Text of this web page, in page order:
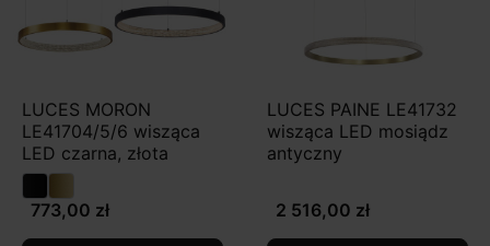
LUCES MORON
LE41704/5/6 wisząca
LED czarna, złota
773,00 zł
LUCES PAINE LE41732
wisząca LED mosiądz
antyczny
2 516,00 zł